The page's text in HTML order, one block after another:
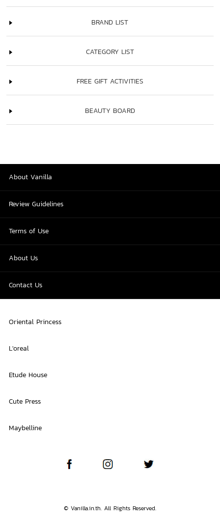
BRAND LIST
CATEGORY LIST
FREE GIFT ACTIVITIES
BEAUTY BOARD
About Vanilla
Review Guidelines
Terms of Use
About Us
Contact Us
Oriental Princess
L'oreal
Etude House
Cute Press
Maybelline
© Vanilla.in.th. All Rights Reserved.